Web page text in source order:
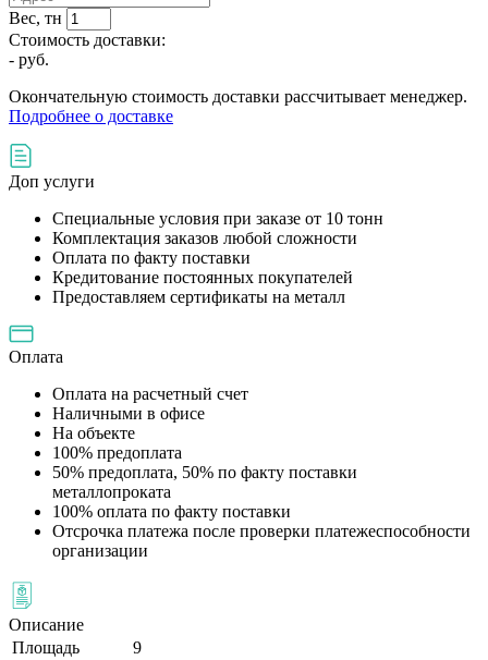
Вес, тн
Стоимость доставки:
- руб.
Окончательную стоимость доставки рассчитывает менеджер.
Подробнее о доставке
Доп услуги
Специальные условия при заказе от 10 тонн
Комплектация заказов любой сложности
Оплата по факту поставки
Кредитование постоянных покупателей
Предоставляем сертификаты на металл
Оплата
Оплата на расчетный счет
Наличными в офисе
На объекте
100% предоплата
50% предоплата, 50% по факту поставки
металлопроката
100% оплата по факту поставки
Отсрочка платежа после проверки платежеспособности
организации
Описание
Площадь
9